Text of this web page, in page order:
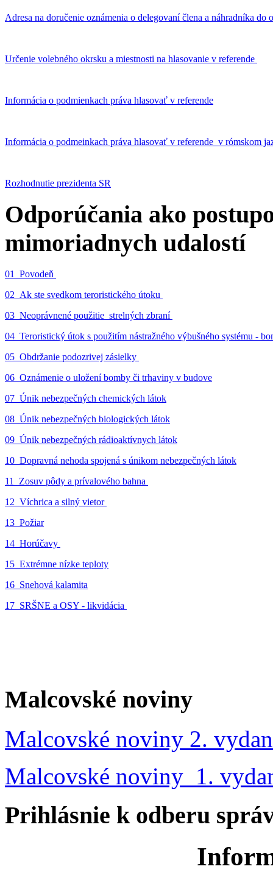
Adresa na doručenie oznámenia o delegovaní člena a náhradníka
Určenie volebného okrsku a miestnosti na hlasovanie v referende
Informácia o podmienkach práva hlasovať v referende
Informácia o podmeinkach práva hlasovať v referende v rómskom
Rozhodnutie prezidenta SR
Odporúčania ako
mimoriadnych udalostí
01_Povodeň
02_Ak ste svedkom teroristického útoku
03_Neoprávnené použitie strelných zbraní
04_Teroristický útok s použitím nástražného výbušného systému -
05_Obdržanie podozrivej zásielky
06_Oznámenie o uložení bomby či trhaviny v budove
07_Únik nebezpečných chemických látok
08_Únik nebezpečných biologických látok
09_Únik nebezpečných rádioaktívnych látok
10_Dopravná nehoda spojená s únikom nebezpečných látok
11_Zosuv pôdy a prívalového bahna
12_Víchrica a silný vietor
13_Požiar
14_Horúčavy
15_Extrémne nízke teploty
16_Snehová kalamita
17_SRŠNE a OSY - likvidácia
Malcovské noviny
Malcovské noviny 2.
Malcovské noviny 1.
Prihlásnie k odberu